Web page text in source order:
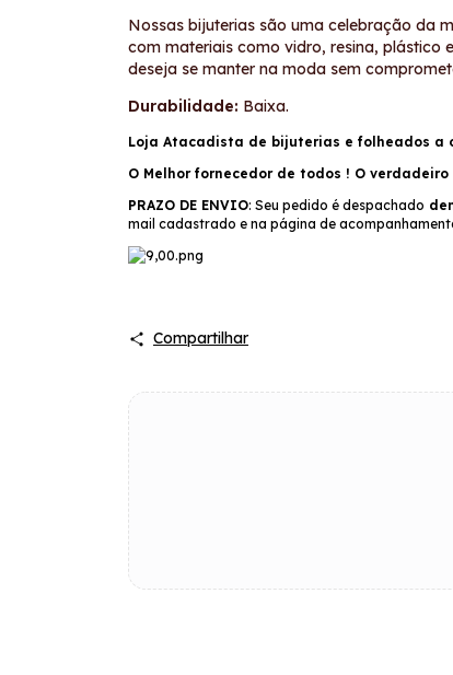
Nossas bijuterias são uma celebração da
com materiais como vidro, resina, plástico
deseja se manter na moda sem
Durabilidade: Baixa.
Loja Atacadista de bijuterias e folheados a
O Melhor fornecedor de todos ! O
PRAZO DE ENVIO: Seu pedido é despachado
mail cadastrado e na página de
Compartilhar